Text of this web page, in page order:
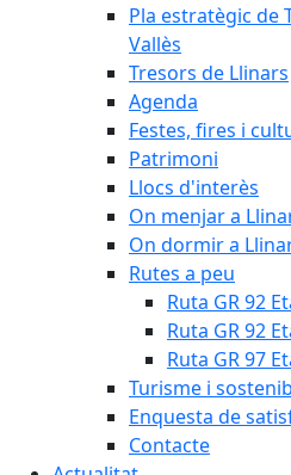
Pla estratègic de
Vallès
Tresors de Llinars
Agenda
Festes, fires i
Patrimoni
Llocs d'interès
On menjar a
On dormir a
Rutes a peu
Ruta GR 92
Ruta GR 92
Ruta GR 97
Turisme i
Enquesta de
Contacte